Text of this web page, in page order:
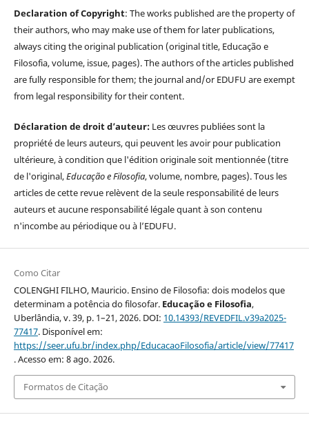
Declaration of Copyright: The works published are the property of
their authors, who may make use of them for later publications,
always citing the original publication (original title, Educação e
Filosofia, volume, issue, pages). The authors of the articles published
are fully responsible for them; the journal and/or EDUFU are exempt
from legal responsibility for their content.
Déclaration de droit d’auteur: Les œuvres publiées sont la
propriété de leurs auteurs, qui peuvent les avoir pour publication
ultérieure, à condition que l'édition originale soit mentionnée (titre
de l'original,Educação e Filosofia, volume, nombre, pages). Tous les
articles de cette revue relèvent de la seule responsabilité de leurs
auteurs et aucune responsabilité légale quant à son contenu
n'incombe au périodique ou à l’EDUFU.
Como Citar
COLENGHI FILHO, Mauricio. Ensino de Filosofia: dois modelos que
determinam a potência do filosofar. Educação e Filosofia,
Uberlândia, v. 39, p. 1–21, 2026. DOI: 10.14393/REVEDFIL.v39a2025-
77417. Disponível em:
https://seer.ufu.br/index.php/EducacaoFilosofia/article/view/77417
. Acesso em: 8 ago. 2026.
Formatos de Citação